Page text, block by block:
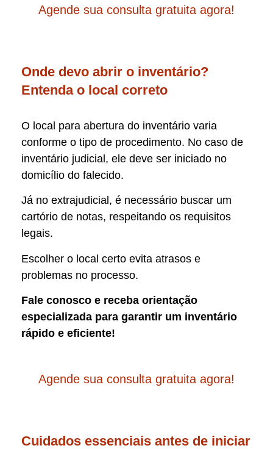
Agende sua consulta gratuita agora!
Onde devo abrir o inventário?
Entenda o local correto
O local para abertura do inventário varia
conforme o tipo de procedimento. No caso de
inventário judicial, ele deve ser iniciado no
domicílio do falecido.
Já no extrajudicial, é necessário buscar um
cartório de notas, respeitando os requisitos
legais.
Escolher o local certo evita atrasos e
problemas no processo.
Fale conosco e receba orientação
especializada para garantir um inventário
rápido e eficiente!
Agende sua consulta gratuita agora!
Cuidados essenciais antes de iniciar